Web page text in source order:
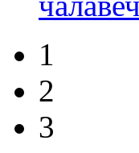
1
2
3